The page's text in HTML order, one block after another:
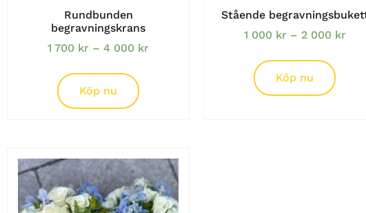
Rundbunden
begravningskrans
1 700 kr – 4 000 kr
Köp nu
Stående
1 000 kr – 2 000 kr
Köp nu